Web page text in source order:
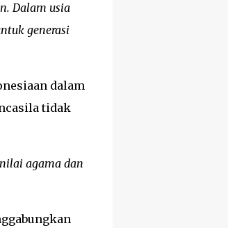
Dalam usia
generasi
dalam
tidak
agama dan